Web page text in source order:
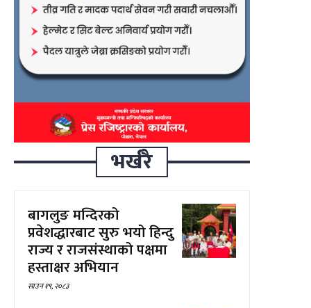
भर्खरै
बागलुङ मन्दिरको
प्रवेशद्धारबाट सुरु भयो हिन्दु
राज्य र राजसंस्थाको पक्षमा
हस्ताक्षर अभियान
साउन १९, २०८३